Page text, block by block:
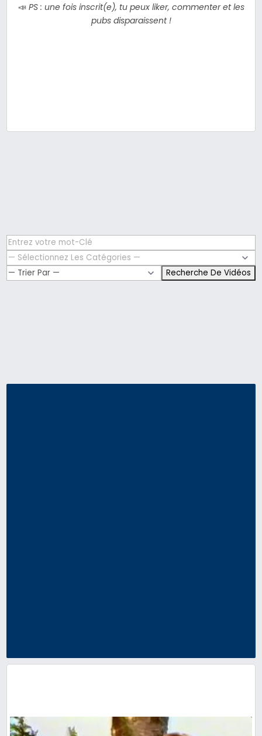
📣 PS : une fois inscrit(e), tu peux liker, commenter et les
pubs disparaissent !